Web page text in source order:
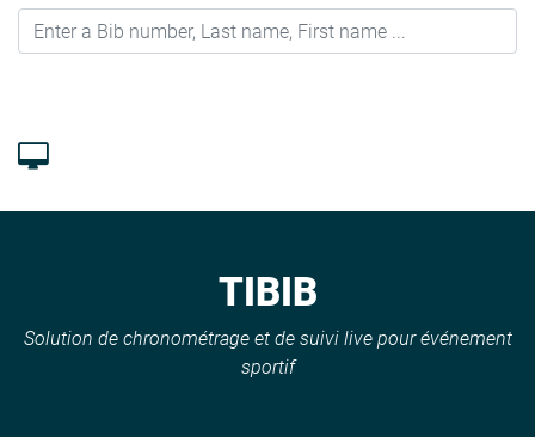
TIBIB
Solution de chronométrage et de suivi live pour événement
sportif